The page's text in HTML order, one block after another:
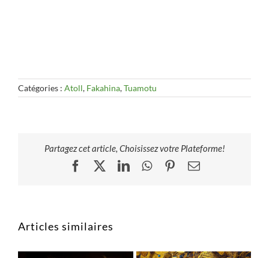
Catégories : Atoll, Fakahina,Tuamotu
Partagez cet article, Choisissez votre Plateforme!
FacebookLinkedInWhatsApp
Pinterest
Email
Articles similaires